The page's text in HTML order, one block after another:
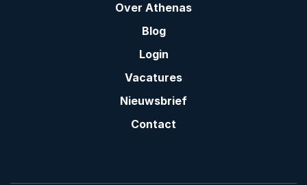
Over Athenas
Blog
Login
Vacatures
Nieuwsbrief
Contact